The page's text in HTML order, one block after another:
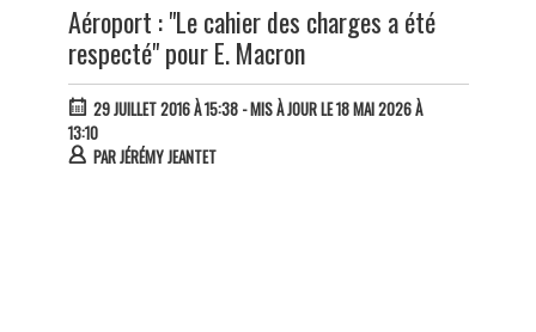
Aéroport : "Le cahier des charges a été
respecté" pour E. Macron
29 JUILLET 2016 À 15:38- MIS À JOUR LE 18 MAI 2026 À
13:10
PARJÉRÉMY JEANTET